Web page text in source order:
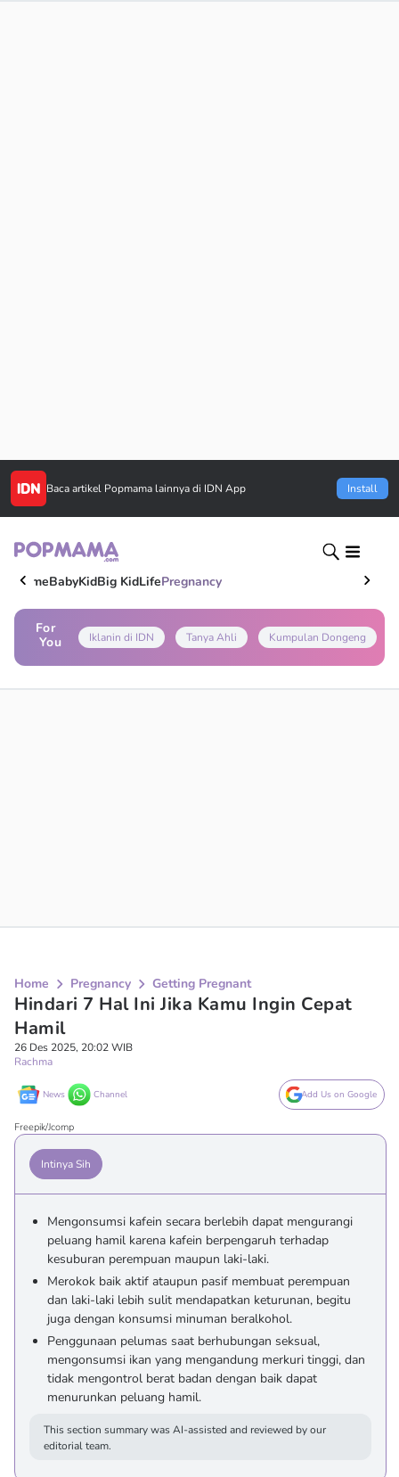
Baca artikel Popmama lainnya di IDN App Install
HomeBabyKidBig KidLifePregnancy
For
You
Iklanin di IDN Tanya Ahli Kumpulan Dongeng
Home Pregnancy Getting Pregnant
Hindari 7 Hal Ini Jika Kamu Ingin Cepat
Hamil
26 Des 2025, 20:02 WIB
Rachma
News Channel Add Us on Google
Freepik/Jcomp
Intinya Sih
Mengonsumsi kafein secara berlebih dapat mengurangi
peluang hamil karena kafein berpengaruh terhadap
kesuburan perempuan maupun laki-laki.
Merokok baik aktif ataupun pasif membuat perempuan
dan laki-laki lebih sulit mendapatkan keturunan, begitu
juga dengan konsumsi minuman beralkohol.
Penggunaan pelumas saat berhubungan seksual,
mengonsumsi ikan yang mengandung merkuri tinggi, dan
tidak mengontrol berat badan dengan baik dapat
menurunkan peluang hamil.
This section summary was AI-assisted and reviewed by our
editorial team.